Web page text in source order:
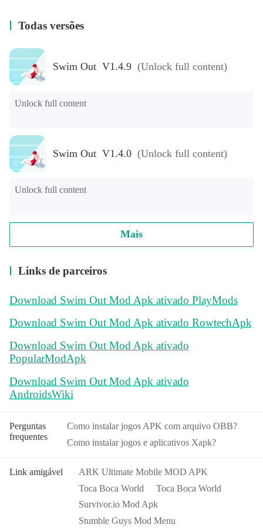
Todas versões
Swim Out V1.4.9 (Unlock full content)
Unlock full content
Swim Out V1.4.0 (Unlock full content)
Unlock full content
Mais
Links de parceiros
Download Swim Out Mod Apk ativado PlayMods
Download Swim Out Mod Apk ativado RowtechApk
Download Swim Out Mod Apk ativado
PopularModApk
Download Swim Out Mod Apk ativado
AndroidsWiki
Perguntas
frequentes
Como instalar jogos APK com arquivo OBB?
Como instalar jogos e aplicativos Xapk?
Link amigável
ARK Ultimate Mobile MOD APK
Toca Boca World
Toca Boca World
Survivor.io Mod Apk
Stumble Guys Mod Menu